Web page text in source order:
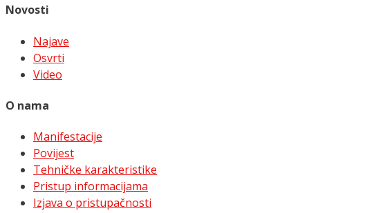
Novosti
Najave
Osvrti
Video
O nama
Manifestacije
Povijest
Tehničke karakteristike
Pristup informacijama
Izjava o pristupačnosti